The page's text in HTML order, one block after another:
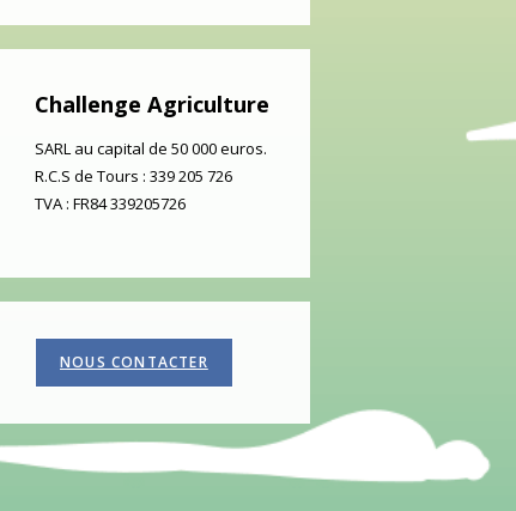
Challenge Agriculture
SARL au capital de 50 000 euros.
R.C.S de Tours : 339 205 726
TVA : FR84 339205726
NOUS CONTACTER